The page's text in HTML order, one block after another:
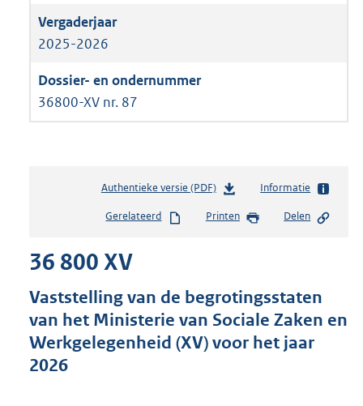
2025-2026
36800-XV nr. 87
Authentieke versie (PDF)b
s
s
g
r
Informatie
Gerelateerd Printen Delen
36 800 XV
Vaststelling van de begrotingsstaten
van het Ministerie van Sociale Zaken en
Werkgelegenheid (XV) voor het jaar
2026